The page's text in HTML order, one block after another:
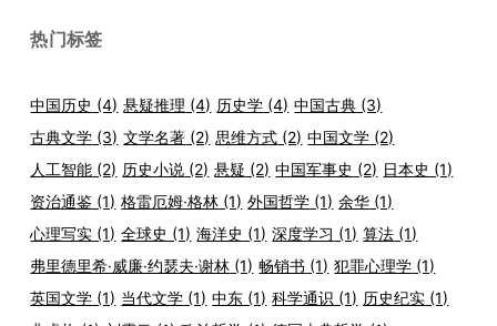
热门标签
中国历史 (4) 悬疑推理 (4) 历史学 (4) 中国古典 (3)
古典文学 (3) 文学名著 (2) 思维方式 (2) 中国文学 (2)
人工智能 (2) 历史小说 (2) 悬疑 (2) 中国军事史 (2) 日本史 (1)
资治通鉴 (1) 格雷厄姆·格林 (1) 外国哲学 (1) 余华 (1)
心理写实 (1) 全球史 (1) 海洋史 (1) 深度学习 (1) 算法 (1)
弗里德里希·威廉·约瑟夫·谢林 (1) 畅销书 (1) 犯罪心理学 (1)
英国文学 (1) 当代文学 (1) 中东 (1) 科学通识 (1) 历史纪实 (1)